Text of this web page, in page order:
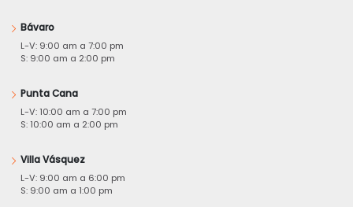
Bávaro
L-V: 9:00 am a 7:00 pm
S: 9:00 am a 2:00 pm
Punta Cana
L-V: 10:00 am a 7:00 pm
S: 10:00 am a 2:00 pm
Villa Vásquez
L-V: 9:00 am a 6:00 pm
S: 9:00 am a 1:00 pm